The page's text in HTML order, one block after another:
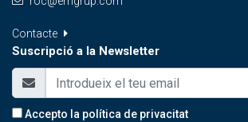
Contacte
Suscripció a la Newsletter
Accepto la política de privacitat